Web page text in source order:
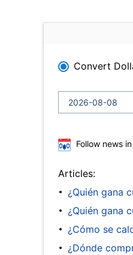
Convert
Follow news
Articles:
¿Quién gana
¿Quién gana
¿Cómo se
¿Dónde